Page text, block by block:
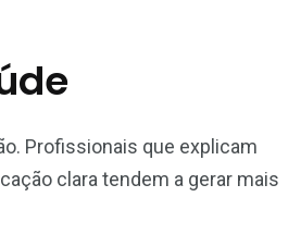
Profissionais que explicam
clara tendem a gerar mais